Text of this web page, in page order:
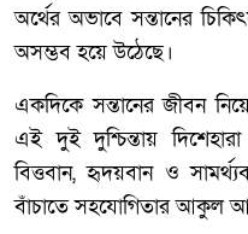
অর্থের অভাবে সন্তানের
অসম্ভব হয়ে উঠেছে।
একদিকে সন্তানের জীবন
এই দুই দুশ্চিন্তায়
বিত্তবান, হৃদয়বান ও
বাঁচাতে সহযোগিতার আকুল